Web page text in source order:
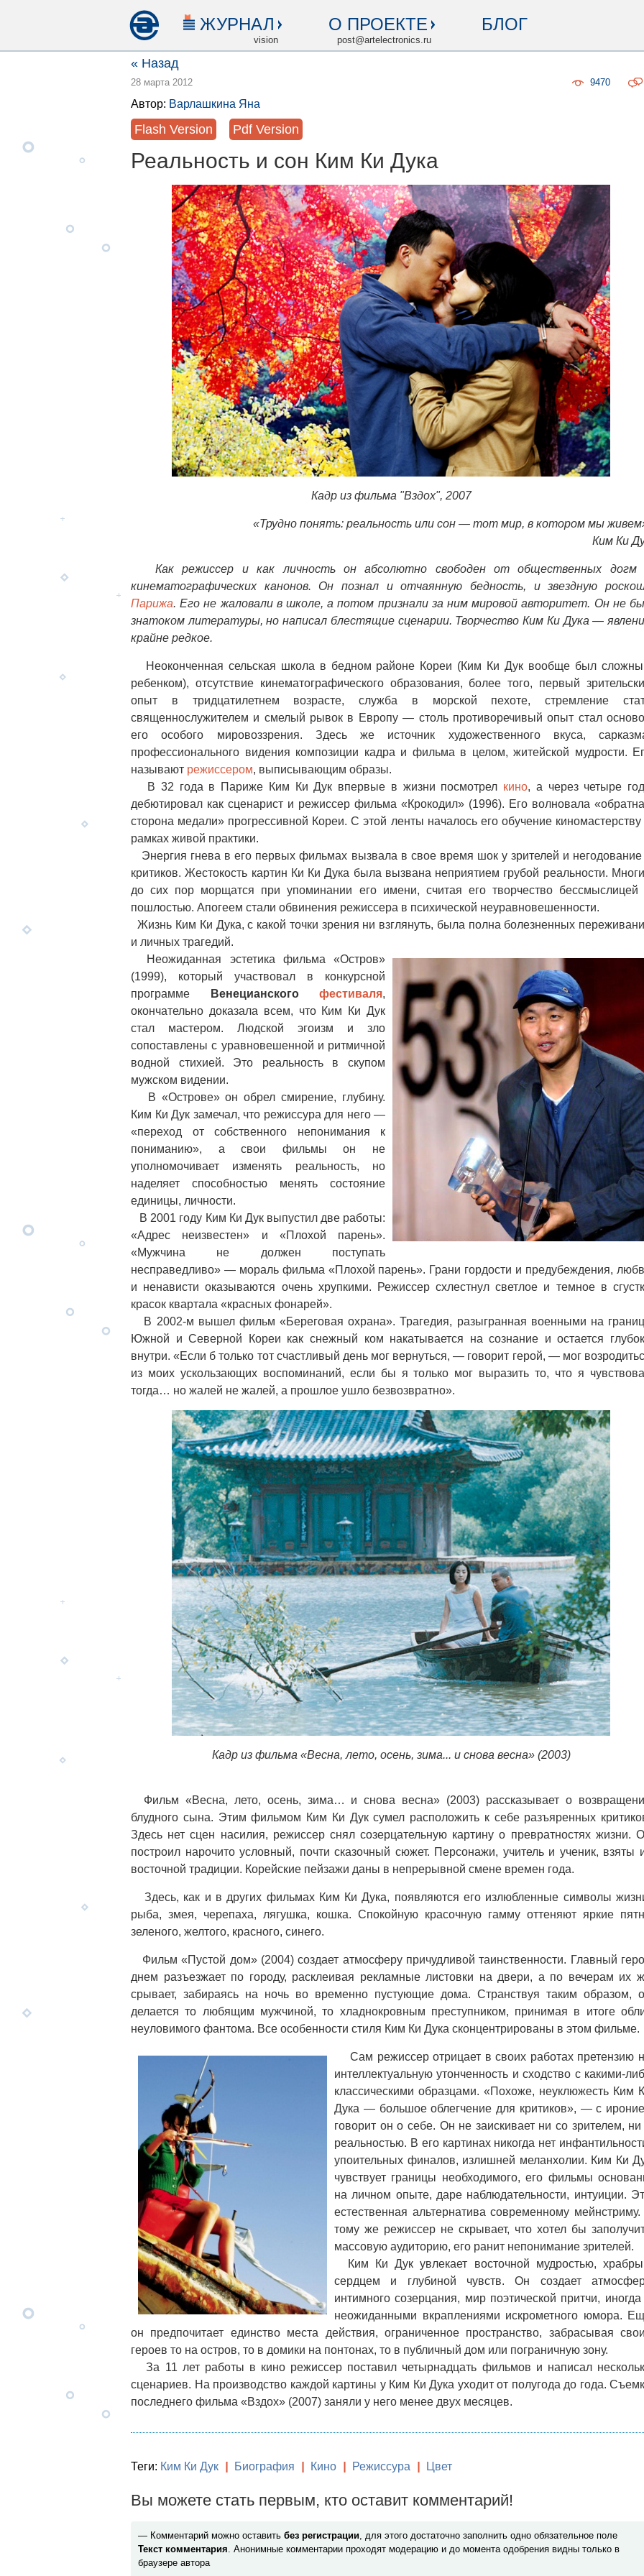
ЖУРНАЛ
vision
О ПРОЕКТЕ
post@artelectronics.ru
БЛОГ
« Назад
28 марта 2012 9470
Автор: Варлашкина Яна
Flash Version Pdf Version
Реальность и сон Ким Ки Дука
Кадр из фильма "Вздох", 2007
«Трудно понять: реальность или сон — тот мир, в котором мы
Ким Ки
Как режиссер и как личность он абсолютно свободен от общественных догм
кинематографических канонов. Он познал и отчаянную бедность, и звездную
Парижа. Его не жаловали в школе, а потом признали за ним мировой авторитет. Он не
знатоком литературы, но написал блестящие сценарии. Творчество Ким Ки Дука —
крайне редкое.
Неоконченная сельская школа в бедном районе Кореи (Ким Ки Дук вообще был
ребенком), отсутствие кинематографического образования, более того, первый
опыт в тридцатилетнем возрасте, служба в морской пехоте, стремление
священнослужителем и смелый рывок в Европу — столь противоречивый опыт стал
его особого мировоззрения. Здесь же источник художественного вкуса,
профессионального видения композиции кадра и фильма в целом, житейской мудрости.
называют режиссером, выписывающим образы.
В 32 года в Париже Ким Ки Дук впервые в жизни посмотрел кино, а через четыре
дебютировал как сценарист и режиссер фильма «Крокодил» (1996). Его волновала
сторона медали» прогрессивной Кореи. С этой ленты началось его обучение киномастерству
рамках живой практики.
Энергия гнева в его первых фильмах вызвала в свое время шок у зрителей и негодование
критиков. Жестокость картин Ки Ки Дука была вызвана неприятием грубой реальности.
до сих пор морщатся при упоминании его имени, считая его творчество бессмыслицей
пошлостью. Апогеем стали обвинения режиссера в психической неуравновешенности.
Жизнь Ким Ки Дука, с какой точки зрения ни взглянуть, была полна болезненных
и личных трагедий.
Неожиданная эстетика фильма «Остров»
(1999), который участвовал в конкурсной
программе
Венецианского фестиваля,
окончательно доказала всем, что Ким Ки Дук
стал мастером. Людской эгоизм и зло
сопоставлены с уравновешенной и ритмичной
водной стихией. Это реальность в скупом
мужском видении.
В «Острове» он обрел смирение, глубину.
Ким Ки Дук замечал, что режиссура для него —
«переход от собственного непонимания к
пониманию», а свои фильмы он не
уполномочивает изменять реальность, но
наделяет способностью менять состояние
единицы, личности.
В 2001 году Ким Ки Дук выпустил две работы:
«Адрес неизвестен» и «Плохой парень».
«Мужчина не должен поступать
неcправедливо» — мораль фильма «Плохой парень». Грани гордости и предубеждения,
и ненависти оказываются очень хрупкими. Режиссер схлестнул светлое и темное в
красок квартала «красных фонарей».
В 2002-м вышел фильм «Береговая охрана». Трагедия, разыгранная военными на
Южной и Северной Кореи как снежный ком накатывается на сознание и остается
внутри. «Если б только тот счастливый день мог вернуться, — говорит герой, — мог
из моих ускользающих воспоминаний, если бы я только мог выразить то, что я
тогда… но жалей не жалей, а прошлое ушло безвозвратно».
Кадр из фильма «Весна, лето, осень, зима... и снова весна» (2003)
Фильм «Весна, лето, осень, зима… и снова весна» (2003) рассказывает о
блудного сына. Этим фильмом Ким Ки Дук сумел расположить к себе разъяренных
Здесь нет сцен насилия, режиссер снял созерцательную картину о превратностях жизни.
построил нарочито условный, почти сказочный сюжет. Персонажи, учитель и ученик, взяты
восточной традиции. Корейские пейзажи даны в непрерывной смене времен года.
Здесь, как и в других фильмах Ким Ки Дука, появляются его излюбленные символы
рыба, змея, черепаха, лягушка, кошка. Спокойную красочную гамму оттеняют яркие
зеленого, желтого, красного, синего.
Фильм «Пустой дом» (2004) создает атмосферу причудливой таинственности. Главный
днем разъезжает по городу, расклеивая рекламные листовки на двери, а по вечерам их
срывает, забираясь на ночь во временно пустующие дома. Странствуя таким образом,
делается то любящим мужчиной, то хладнокровным преступником, принимая в итоге
неуловимого фантома. Все особенности стиля Ким Ки Дука сконцентрированы в этом фильме.
Сам режиссер отрицает в своих работах претензию
интеллектуальную утонченность и сходство с какими-
классическими образцами. «Похоже, неуклюжесть Ким
Дука — большое облегчение для критиков», — с
говорит он о себе. Он не заискивает ни со зрителем, ни
реальностью. В его картинах никогда нет
упоительных финалов, излишней меланхолии. Ким Ки
чувствует границы необходимого, его фильмы
на личном опыте, даре наблюдательности, интуиции.
естественная альтернатива современному мейнстриму.
тому же режиссер не скрывает, что хотел бы
массовую аудиторию, его ранит непонимание зрителей.
Ким Ки Дук увлекает восточной мудростью,
сердцем и глубиной чувств. Он создает
интимного созерцания, мир поэтической притчи, иногда
неожиданными вкраплениями искрометного юмора.
он предпочитает единство места действия, ограниченное пространство, забрасывая
героев то на остров, то в домики на понтонах, то в публичный дом или пограничную зону.
За 11 лет работы в кино режиссер поставил четырнадцать фильмов и написал
сценариев. На производство каждой картины у Ким Ки Дука уходит от полугода до года.
последнего фильма «Вздох» (2007) заняли у него менее двух месяцев.
Теги: Ким Ки Дук Биография Кино Режиссура Цвет
Вы можете стать первым, кто оставит комментарий!
— Комментарий можно оставить без регистрации, для этого достаточно заполнить одно обязательное поле
Текст комментария. Анонимные комментарии проходят модерацию и до момента одобрения видны только в
браузере автора